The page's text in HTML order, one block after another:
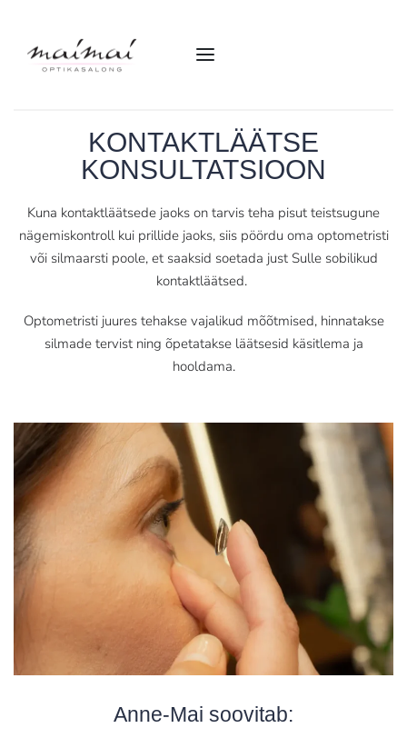
KONTAKTLÄÄTSE
KONSULTATSIOON
Kuna kontaktläätsede jaoks on tarvis teha pisut teistsugune
nägemiskontroll kui prillide jaoks, siis pöördu oma optometristi
või silmaarsti poole, et saaksid soetada just Sulle sobilikud
kontaktläätsed.
Optometristi juures tehakse vajalikud mõõtmised, hinnatakse
silmade tervist ning õpetatakse läätsesid käsitlema ja
hooldama.
Anne-Mai soovitab: